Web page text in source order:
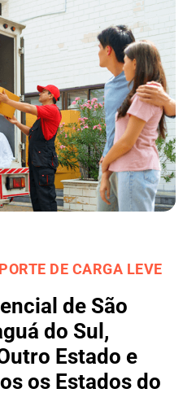
DE CARGA LEVE
de São
do Sul,
Estado e
os Estados do